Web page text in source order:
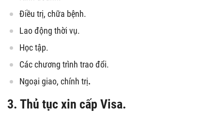
Điều trị, chữa bệnh.
Lao động thời vụ.
Học tập.
Các chương trình trao đổi.
Ngoại giao, chính trị.
3. Thủ tục xin cấp Visa.